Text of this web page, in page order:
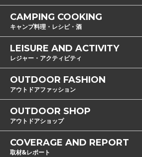
CAMPING COOKING
キャンプ料理・レシピ・酒
LEISURE AND ACTIVITY
レジャー・アクティビティ
OUTDOOR FASHION
アウトドアファッション
OUTDOOR SHOP
アウトドアショップ
COVERAGE AND REPORT
取材&レポート